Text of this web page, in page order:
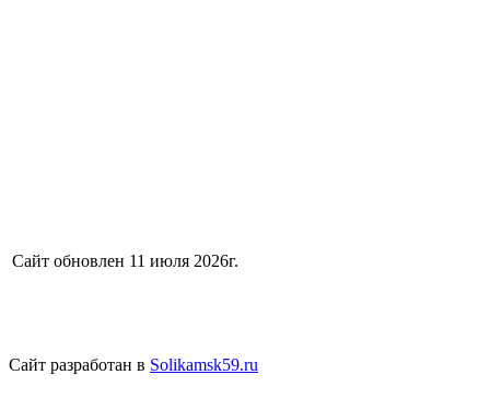
Сайт обновлен 11 июля 2026г.
Сайт разработан в Solikamsk59.ru